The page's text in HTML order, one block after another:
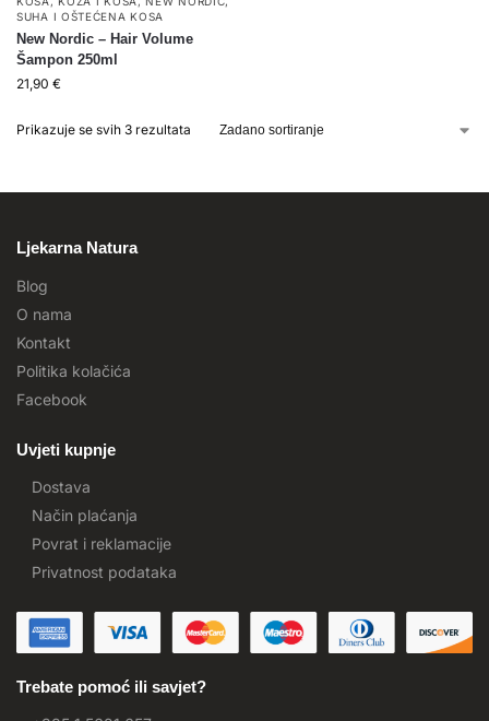
SUHA I OŠTEĆENA KOSA
New Nordic – Hair Volume
Šampon 250ml
21,90 €
Prikazuje se svih 3 rezultata
Ljekarna Natura
Blog
O nama
Kontakt
Politika kolačića
Facebook
Uvjeti kupnje
Dostava
Način plaćanja
Povrat i reklamacije
Privatnost podataka
Trebate pomoć ili savjet?